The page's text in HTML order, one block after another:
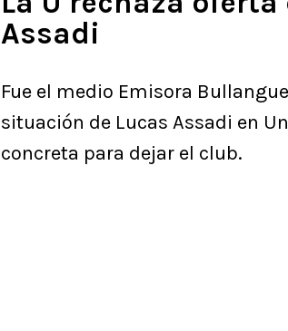
Assadi
Fue el medio Emisora
situación de Lucas Assadi en
concreta para dejar el club.